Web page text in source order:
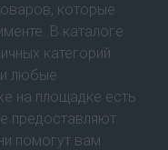
которые
В каталоге
категорий.
любые
на площадке есть
предоставляют
помогут вам